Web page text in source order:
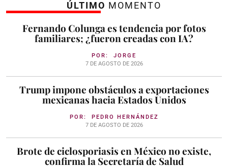
ÚLTIMO MOMENTO
Fernando Colunga es tendencia por fotos
familiares; ¿fueron creadas con IA?
POR: JORGE
7 DE AGOSTO DE 2026
Trump impone obstáculos a exportaciones
mexicanas hacia Estados Unidos
POR: PEDRO HERNÁNDEZ
7 DE AGOSTO DE 2026
Brote de ciclosporiasis en México no existe,
confirma la Secretaría de Salud